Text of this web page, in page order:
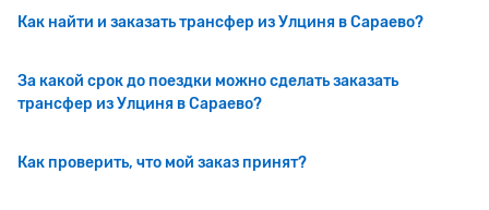
Как найти и заказать трансфер из Улциня в Сараево?
За какой срок до поездки можно сделать заказать
трансфер из Улциня в Сараево?
Как проверить, что мой заказ принят?